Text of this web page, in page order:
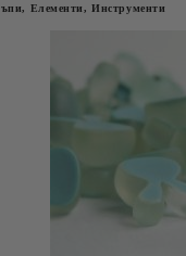
Елементи, Инструменти